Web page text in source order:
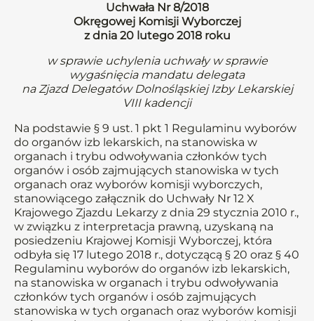
Uchwała Nr 8/2018
Okręgowej Komisji Wyborczej
z dnia 20 lutego 2018 roku
w sprawie uchylenia uchwały w sprawie
wygaśnięcia mandatu delegata
na Zjazd Delegatów Dolnośląskiej Izby Lekarskiej
VIII kadencji
Na podstawie § 9 ust. 1 pkt 1 Regulaminu wyborów
do organów izb lekarskich, na stanowiska w
organach i trybu odwoływania członków tych
organów i osób zajmujących stanowiska w tych
organach oraz wyborów komisji wyborczych,
stanowiącego załącznik do Uchwały Nr 12 X
Krajowego Zjazdu Lekarzy z dnia 29 stycznia 2010 r.,
w związku z interpretacja prawną, uzyskaną na
posiedzeniu Krajowej Komisji Wyborczej, która
odbyła się 17 lutego 2018 r., dotyczącą § 20 oraz § 40
Regulaminu wyborów do organów izb lekarskich,
na stanowiska w organach i trybu odwoływania
członków tych organów i osób zajmujących
stanowiska w tych organach oraz wyborów komisji